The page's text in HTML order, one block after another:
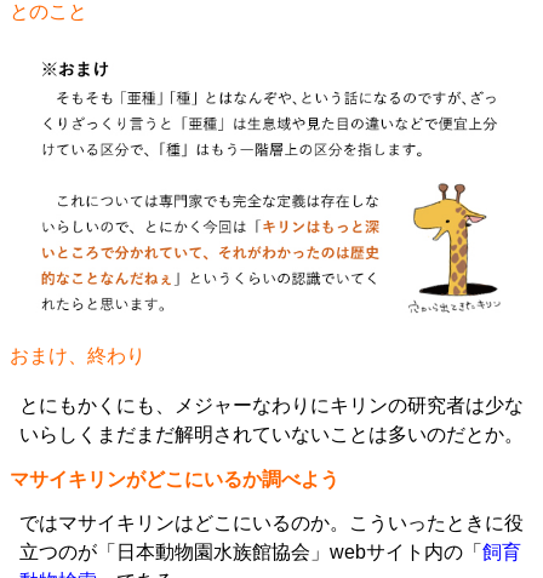
とのこと
おまけ、終わり
とにもかくにも、メジャーなわりにキリンの研究者は少な
いらしくまだまだ解明されていないことは多いのだとか。
マサイキリンがどこにいるか調べよう
ではマサイキリンはどこにいるのか。こういったときに役
立つのが「日本動物園水族館協会」webサイト内の「 飼育